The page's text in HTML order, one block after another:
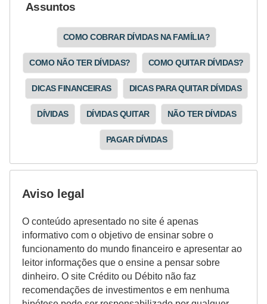
Assuntos
COMO COBRAR DÍVIDAS NA FAMÍLIA?
COMO NÃO TER DÍVIDAS? COMO QUITAR DÍVIDAS?
DICAS FINANCEIRAS DICAS PARA QUITAR DÍVIDAS
DÍVIDAS DÍVIDAS QUITAR NÃO TER DÍVIDAS
PAGAR DÍVIDAS
Aviso legal
O conteúdo apresentado no site é apenas
informativo com o objetivo de ensinar sobre o
funcionamento do mundo financeiro e apresentar ao
leitor informações que o ensine a pensar sobre
dinheiro. O site Crédito ou Débito não faz
recomendações de investimentos e em nenhuma